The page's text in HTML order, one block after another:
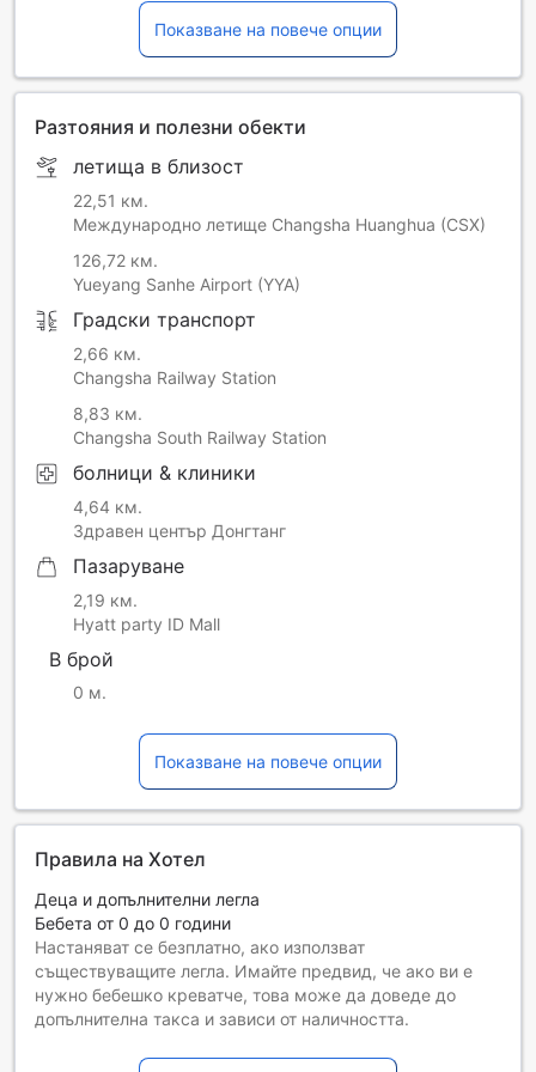
Показване на повече опции
Разтояния и полезни обекти
летища в близост
22,51 км.
Международно летище Changsha Huanghua (CSX)
126,72 км.
Yueyang Sanhe Airport (YYA)
Градски транспорт
2,66 км.
Changsha Railway Station
8,83 км.
Changsha South Railway Station
болници & клиники
4,64 км.
Здравен център Донгтанг
Пазаруване
2,19 км.
Hyatt party ID Mall
В брой
0 м.
Показване на повече опции
Правила на Хотел
Деца и допълнителни легла
Бебета от 0 до 0 години
Настаняват се безплатно, ако използват
съществуващите легла. Имайте предвид, че ако ви е
нужно бебешко креватче, това може да доведе до
допълнителна такса и зависи от наличността.
Безплатен престой, ако се използват наличните легла.